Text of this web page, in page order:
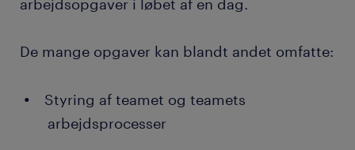
arbejdsopgaver i løbet af en dag.
De mange opgaver kan blandt andet omfatte:
Styring af teamet og teamets
arbejdsprocesser